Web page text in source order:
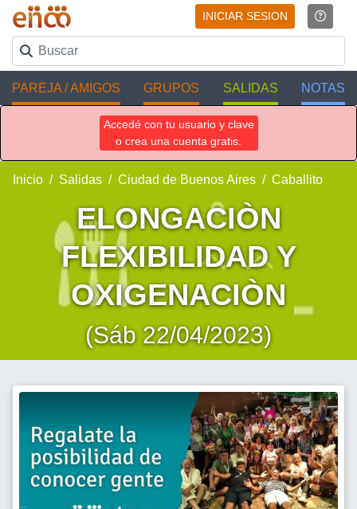
INICIAR SESION
PAREJA / AMIGOS GRUPOS SALIDAS NOTAS
Accedé con tu usuario y clave
o crea una cuenta gratis.
Inicio Salidas Ciudad de Buenos Aires Caballito
ELONGACIÒN
FLEXIBILIDAD Y
OXIGENACIÒN
(Sáb 22/04/2023)